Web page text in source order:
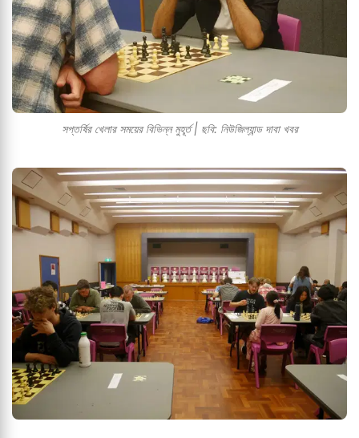
সপ্তর্ষির খেলার সময়ের বিভিন্ন মুহূর্ত | ছবি: নিউজিল্যান্ড দাবা খবর